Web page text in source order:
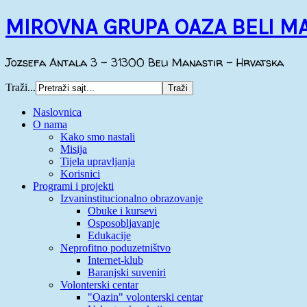
MIROVNA GRUPA OAZA BELI
Jozsefa Antala 3 - 31300 Beli Manastir - Hrvatska
Traži...
Naslovnica
O nama
Kako smo nastali
Misija
Tijela upravljanja
Korisnici
Programi i projekti
Izvaninstitucionalno obrazovanje
Obuke i kursevi
Osposobljavanje
Edukacije
Neprofitno poduzetništvo
Internet-klub
Baranjski suveniri
Volonterski centar
"Oazin" volonterski centar